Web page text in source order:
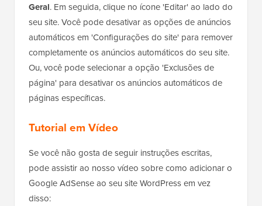
Geral. Em seguida, clique no ícone 'Editar' ao lado do
seu site. Você pode desativar as opções de anúncios
automáticos em 'Configurações do site' para remover
completamente os anúncios automáticos do seu site.
Ou, você pode selecionar a opção 'Exclusões de
página' para desativar os anúncios automáticos de
páginas específicas.
Tutorial em Vídeo
Se você não gosta de seguir instruções escritas,
pode assistir ao nosso vídeo sobre como adicionar o
Google AdSense ao seu site WordPress em vez
disso: